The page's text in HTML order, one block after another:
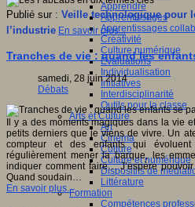
Apprendre
Apprentissages
Apprentissages
Créativité
Culture numérique
Evaluations
Individualisation
Initiatives
Interdisciplinarité
Outils pour la classe
Arts et Culture
Art
Cinéma
Culture
Culture et numérique
Dispositifs de
Littérature
Formation
Compétences
Publié sur : Veille technologique pour
l’industrie En savoir plus...
Tranches de vie : quand les
samedi, 28 juin 2014
Débats
Il y a des moments magiques dans la vie
petits derniers que je viens de vivre. Un
compteur et des enfants qui
régulièrement mener la barque, les
indiquer comment faire… J’espère
Quand soudain…
En savoir plus...